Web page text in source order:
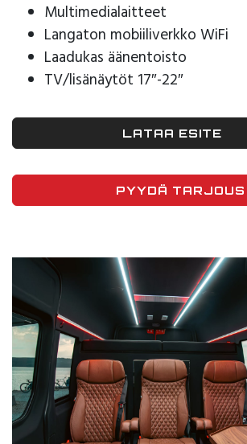
Multimedialaitteet
Langaton mobiiliverkko WiFi
Laadukas äänentoisto
TV/lisänäytöt 17″-22″
LATAA ESITE
PYYDÄ TARJOUS